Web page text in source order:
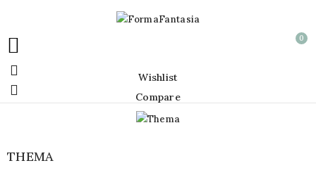
 0
 Wishlist
 Compare
THEMA